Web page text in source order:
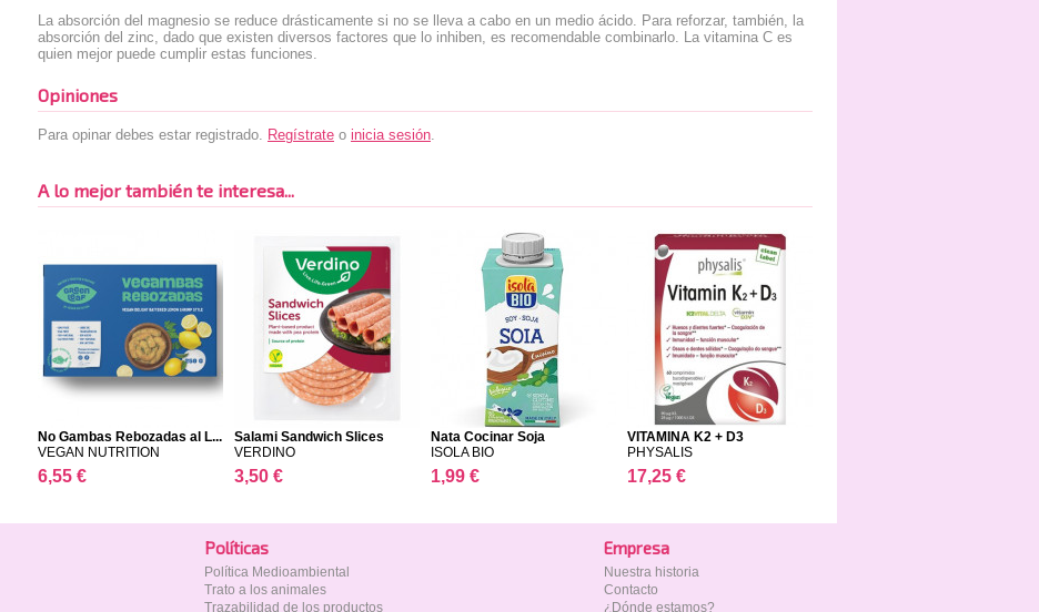
La absorción del magnesio se reduce drásticamente si no se lleva a cabo en un medio ácido. Para reforzar, también, la
absorción del zinc, dado que existen diversos factores que lo inhiben, es recomendable combinarlo. La vitamina C es
quien mejor puede cumplir estas funciones.
Opiniones
Para opinar debes estar registrado. Regístrate o inicia sesión.
A lo mejor también te interesa...
No Gambas Rebozadas al L...
VEGAN NUTRITION
6,55 €
Salami Sandwich Slices
VERDINO
3,50 €
Nata Cocinar Soja
ISOLA BIO
1,99 €
VITAMINA K2 + D3
PHYSALIS
17,25 €
Polí­ticas
Política Medioambiental
Trato a los animales
Trazabilidad de los productos
Empresa
Nuestra historia
Contacto
¿Dónde estamos?